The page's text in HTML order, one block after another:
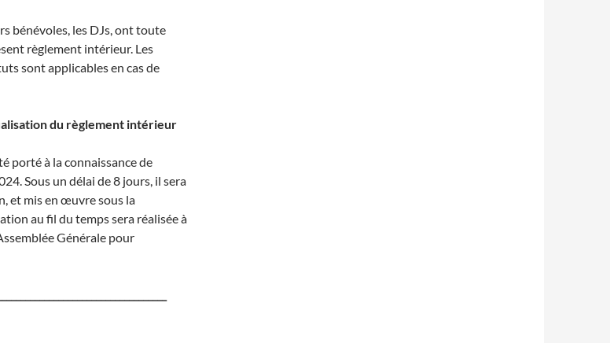
bénévoles, les DJs, ont toute
règlement intérieur. Les
sont applicables en cas de
du règlement intérieur
porté à la connaissance de
Sous un délai de 8 jours, il sera
et mis en œuvre sous la
au fil du temps sera réalisée à
Générale pour